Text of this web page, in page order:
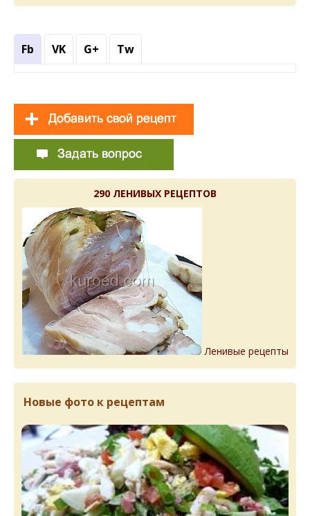
Fb VK G+ Tw
290 ЛЕНИВЫХ РЕЦЕПТОВ
Ленивые рецепты
Новые фото к рецептам